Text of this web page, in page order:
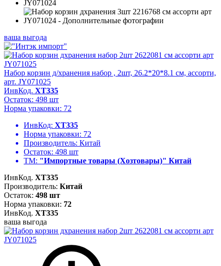
ваша выгода
Набор корзин д/хранения набор , 2шт, 26.2*20*8.1 см, ассорти,
арт. JY071025
ИнвКод. ХТ335
Остаток: 498 шт
Норма упаковки: 72
ИнвКод: ХТ335
Норма упаковки: 72
Производитель: Китай
Остаток: 498 шт
ТМ: "Импортные товары (Хозтовары)" Китай
ИнвКод. ХТ335
Производитель: Китай
Остаток: 498 шт
Норма упаковки: 72
ИнвКод. ХТ335
ваша выгода